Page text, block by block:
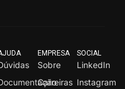
EMPRESA
Sobre
Carreiras
SOCIAL
LinkedIn
Instagram